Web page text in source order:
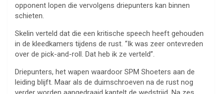
opponent lopen die vervolgens driepunters kan binnen
schieten.
Skelin verteld dat die een kritische speech heeft gehouden
in de kleedkamers tijdens de rust. “Ik was zeer ontevreden
over de pick-and-roll. Dat heb ik ze verteld”.
Driepunters, het wapen waardoor SPM Shoeters aan de
leiding blijft. Maar als de duimschroeven na de rust nog